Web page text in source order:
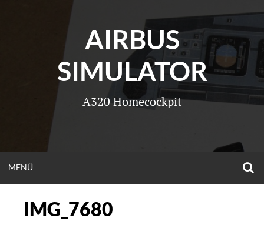
AIRBUS
SIMULATOR
A320 Homecockpit
MENÜ
IMG_7680